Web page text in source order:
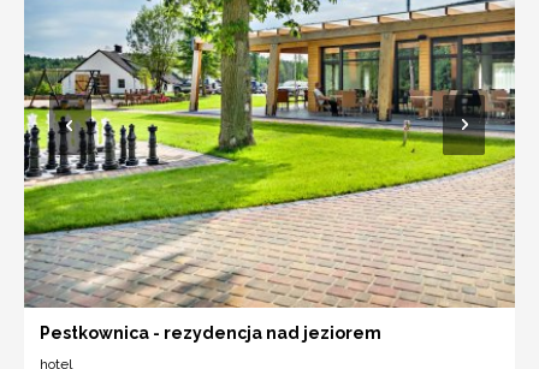
Pestkownica - rezydencja nad jeziorem
hotel